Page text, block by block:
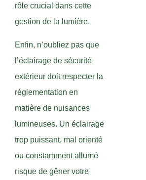
rôle crucial dans cette
gestion de la lumière.
Enfin, n’oubliez pas que
l’éclairage de sécurité
extérieur doit respecter la
réglementation en
matière de nuisances
lumineuses. Un éclairage
trop puissant, mal orienté
ou constamment allumé
risque de gêner votre